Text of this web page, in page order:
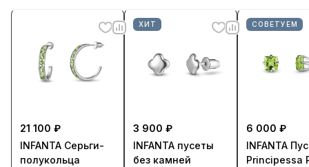
21 100 ₽
INFANTA Серьги-
полукольца
ХИТ
3 900 ₽
INFANTA пусеты
без камней
СОВЕТУЕМ
6 000 ₽
INFANTA
Principessa